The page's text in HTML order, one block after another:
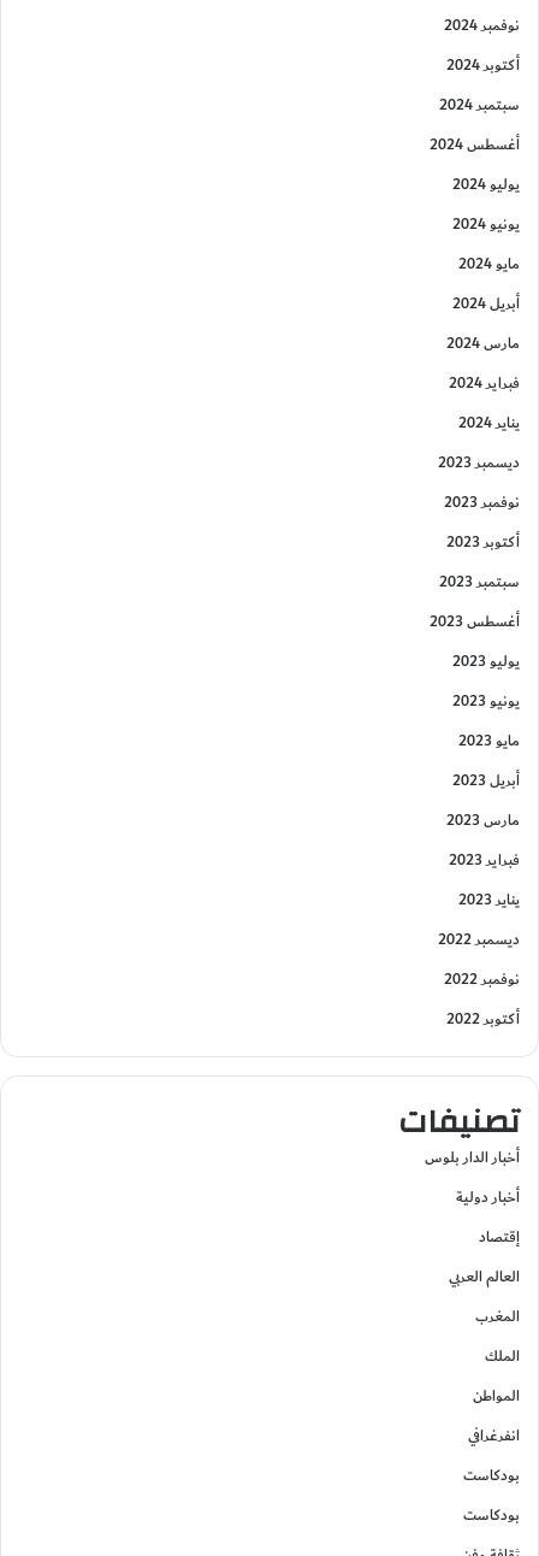
نوفمبر 2024
أكتوبر 2024
سبتمبر 2024
أغسطس 2024
يوليو 2024
يونيو 2024
مايو 2024
أبريل 2024
مارس 2024
فبراير 2024
يناير 2024
ديسمبر 2023
نوفمبر 2023
أكتوبر 2023
سبتمبر 2023
أغسطس 2023
يوليو 2023
يونيو 2023
مايو 2023
أبريل 2023
مارس 2023
فبراير 2023
يناير 2023
ديسمبر 2022
نوفمبر 2022
أكتوبر 2022
تصنيفات
أخبار الدار بلوس
أخبار دولية
إقتصاد
العالم العربي
المغرب
الملك
المواطن
انفرغرافي
بودكاست
بودكاست